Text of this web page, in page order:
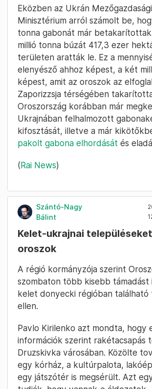
Eközben az Ukrán Mezőgazdasági
Minisztérium arról számolt be,
tonna gabonát már
millió tonna búzát 417,3 ezer
területen aratták le. Ez a
elenyésző ahhoz képest, a két
képest, amit az oroszok az
Zaporizzsja térségében
Oroszország korábban már
Ukrajnában felhalmozott
kifosztását, illetve a már
pakolt gabona elhordását és
(Rai News)
Szántó-Nagy
Bálint
Kelet-ukrajnai
oroszok
A régió kormányzója szerint
szombaton több kisebb
kelet donyecki régióban található
ellen.
Pavlo Kirilenko azt mondta, hogy
információk szerint rakétacsapás
Druzskivka városában. Közölte
egy kórház, a kultúrpalota,
egy játszótér is megsérült. Azt